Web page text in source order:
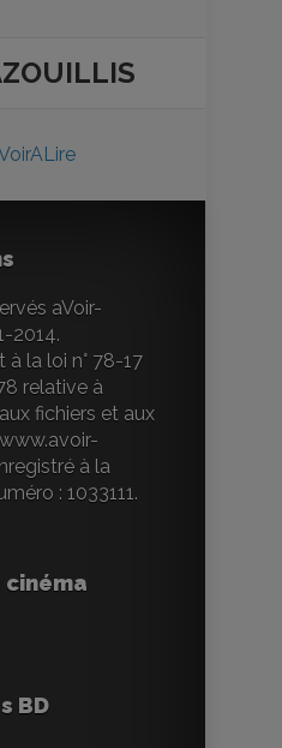
aVoir-
2014.
la loi n° 78-17
relative à
fichiers et aux
à la
: 1033111.
BD